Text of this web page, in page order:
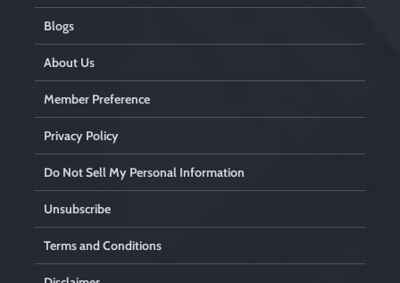
Blogs
About Us
Member Preference
Privacy Policy
Do Not Sell My Personal Information
Unsubscribe
Terms and Conditions